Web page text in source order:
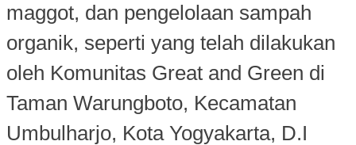
maggot, dan pengelolaan sampah
organik, seperti yang telah dilakukan
oleh Komunitas Great and Green di
Taman Warungboto, Kecamatan
Umbulharjo, Kota Yogyakarta, D.I